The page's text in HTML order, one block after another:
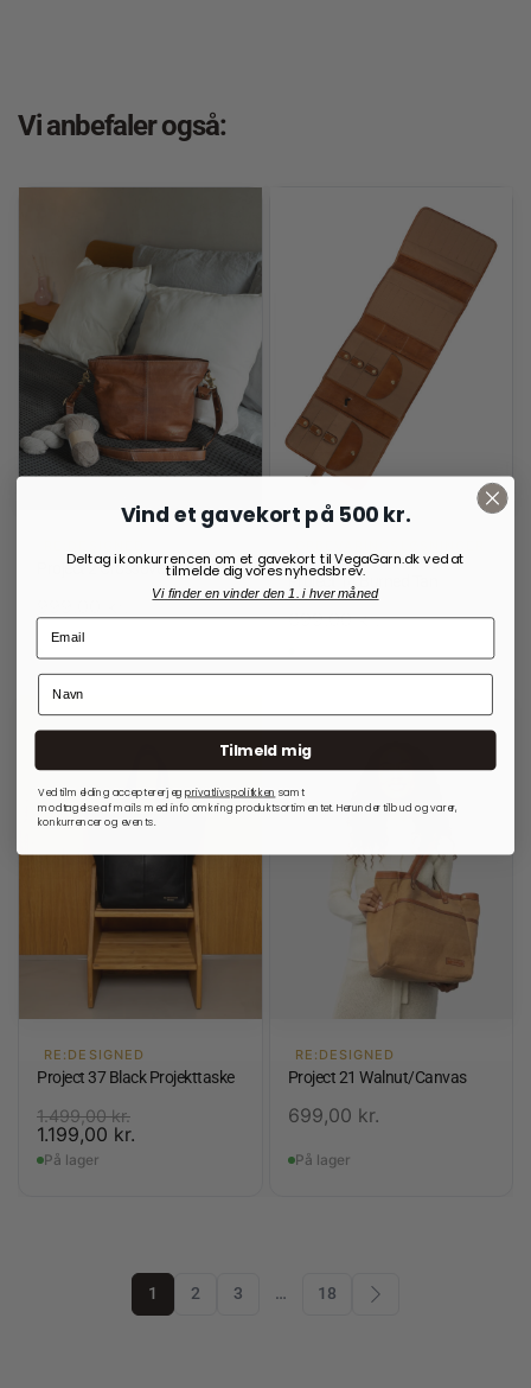
Vi anbefaler også:
Project 2 Crossover Walnut TIL RUNDPINDE
Project 14 Burned Tan
699,00kr.
RE:DESIGNED
Project 37 Black Projekttaske
1.499,00kr.
1.199,00 kr.
På lager
RE:DESIGNED
Project 21 Walnut/Canvas
699,00 kr.
På lager
1 2 3 … 18
Vind et gavekort på 500 kr.
Deltag i konkurrencen om et gavekort til VegaGarn.dk ved at
tilmelde dig vores nyhedsbrev.
Vi finder en vinder den 1. i hver måned
Tilmeld mig
Ved tilmelding accepterer jegprivatlivspolitkken samt
modtagelse af mails med info omkring produktsortimentet. Herunder tilbud og varer,
konkurrencer og events.